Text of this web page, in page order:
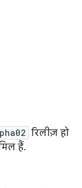
रिलीज़ हो
हैं.